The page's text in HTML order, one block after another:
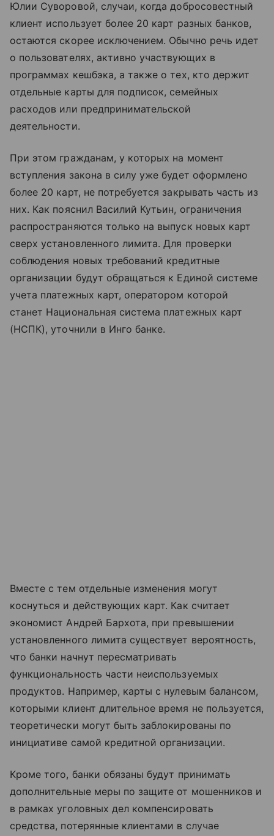
Юлии Суворовой, случаи, когда добросовестный
клиент использует более 20 карт разных банков,
остаются скорее исключением. Обычно речь идет
о пользователях, активно участвующих в
программах кешбэка, а также о тех, кто держит
отдельные карты для подписок, семейных
расходов или предпринимательской
деятельности.
При этом гражданам, у которых на момент
вступления закона в силу уже будет оформлено
более 20 карт, не потребуется закрывать часть из
них. Как пояснил Василий Кутьин, ограничения
распространяются только на выпуск новых карт
сверх установленного лимита. Для проверки
соблюдения новых требований кредитные
организации будут обращаться к Единой системе
учета платежных карт, оператором которой
станет Национальная система платежных карт
(НСПК), уточнили в Инго банке.
Вместе с тем отдельные изменения могут
коснуться и действующих карт. Как считает
экономист Андрей Бархота, при превышении
установленного лимита существует вероятность,
что банки начнут пересматривать
функциональность части неиспользуемых
продуктов. Например, карты с нулевым балансом,
которыми клиент длительное время не пользуется,
теоретически могут быть заблокированы по
инициативе самой кредитной организации.
Кроме того, банки обязаны будут принимать
дополнительные меры по защите от мошенников и
в рамках уголовных дел компенсировать
средства, потерянные клиентами в случае